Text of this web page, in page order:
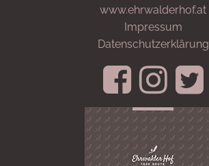
www.ehrwalderhof.at
Impressum
Datenschutzerklärung